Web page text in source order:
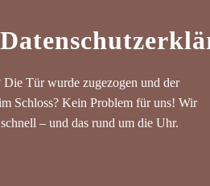
Die Tür wurde zugezogen und der
Schloss? Kein Problem für uns! Wir
– und das rund um die Uhr.